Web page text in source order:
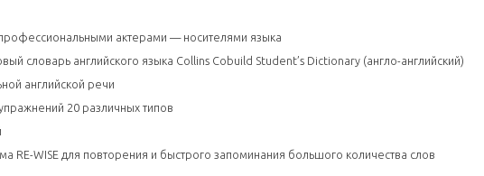
актерами — носителями языка
словарь английского языка Collins Cobuild Student’s Dictionary (англо-английский)
английской речи
20 различных типов
RE-WISE для повторения и быстрого запоминания большого количества слов